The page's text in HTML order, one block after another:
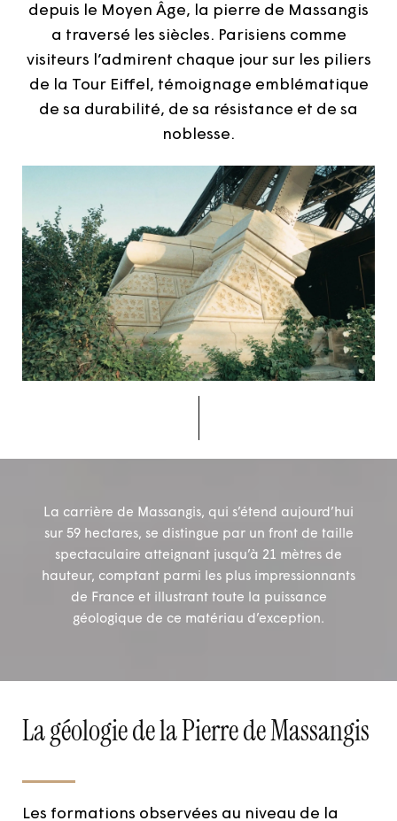
depuis le Moyen Âge, la pierre de Massangis
a traversé les siècles. Parisiens comme
visiteurs l’admirent chaque jour sur les piliers
de la Tour Eiffel, témoignage emblématique
de sa durabilité, de sa résistance et de sa
noblesse.
La carrière de Massangis, qui s’étend aujourd’hui
sur 59 hectares, se distingue par un front de taille
spectaculaire atteignant jusqu’à 21 mètres de
hauteur, comptant parmi les plus impressionnants
de France et illustrant toute la puissance
géologique de ce matériau d’exception.
La géologie de la Pierre de Massangis
Les formations observées au niveau de la